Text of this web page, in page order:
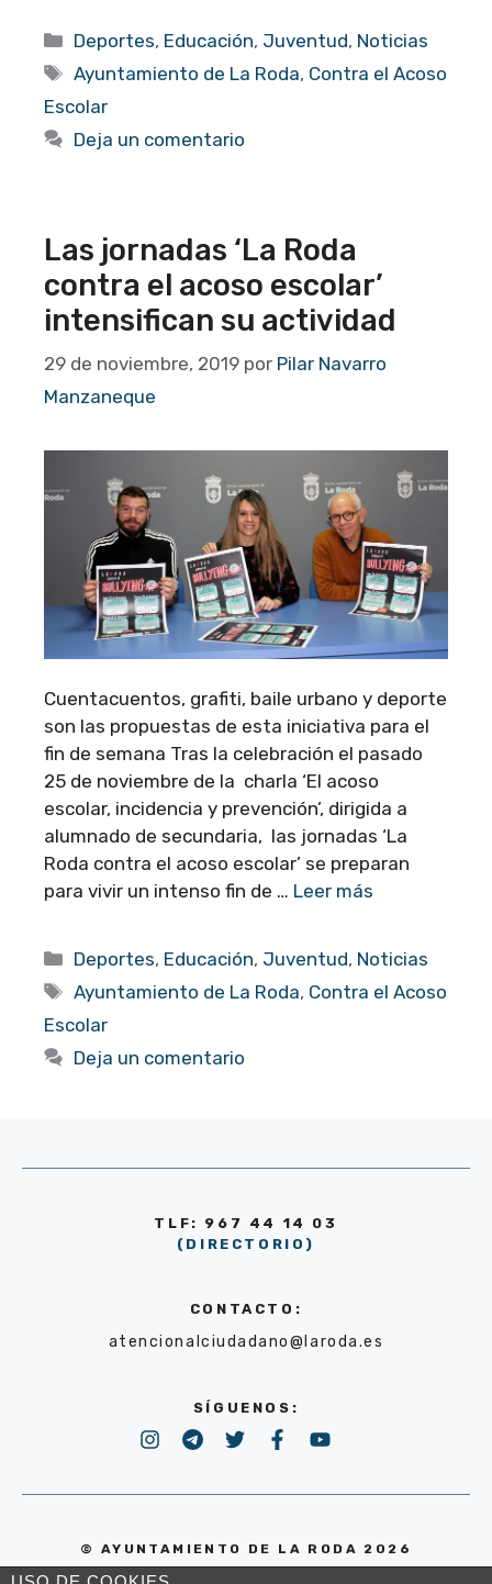
Categorías
Deportes, Educación, Juventud, Noticias
Etiquetas
Ayuntamiento de La Roda, Contra el Acoso
Escolar
Deja un comentario
Las jornadas ‘La Roda
contra el acoso escolar’
intensifican su actividad
29 de noviembre, 2019 por Pilar Navarro
Manzaneque
Cuentacuentos, grafiti, baile urbano y deporte
son las propuestas de esta iniciativa para el
fin de semana Tras la celebración el pasado
25 de noviembre de la charla ‘El acoso
escolar, incidencia y prevención’, dirigida a
alumnado de secundaria, las jornadas ‘La
Roda contra el acoso escolar’ se preparan
para vivir un intenso fin de … Leer más
Categorías
Deportes, Educación, Juventud, Noticias
Etiquetas
Ayuntamiento de La Roda, Contra el Acoso
Escolar
Deja un comentario
TLF: 967 44 14 03
(DIRECTORIO)
CONTACTO:
atencionalciudadano@laroda.es
SÍGUENOS:
© AYUNTAMIENTO DE LA RODA 2026